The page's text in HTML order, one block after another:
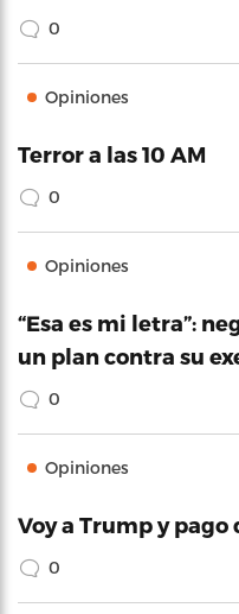
0
Opiniones
Terror a las 10 AM
0
Opiniones
“Esa es mi letra”:
un plan contra su
0
Opiniones
Voy a Trump y pago
0